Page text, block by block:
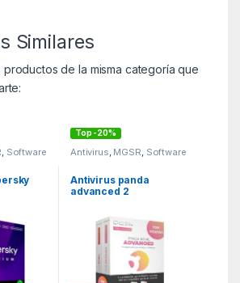
Similares
de la misma categoría que
Software
Top -20%
Antivirus MGSR Software
Antivirus panda
advanced 2
family bundle caja